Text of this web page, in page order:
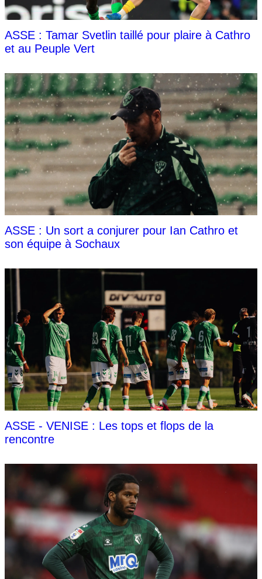
ASSE : Tamar Svetlin taillé pour plaire à Cathro
et au Peuple Vert
ASSE : Un sort a conjurer pour Ian Cathro et
son équipe à Sochaux
ASSE - VENISE : Les tops et flops de la
rencontre